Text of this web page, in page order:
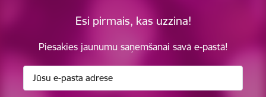
Esi pirmais, kas uzzina!
Piesakies jaunumu saņemšanai savā e-pastā!